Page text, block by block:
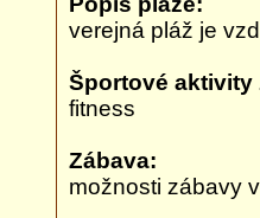
verejná pláž je
Športové aktivity
fitness
Zábava:
možnosti zábavy